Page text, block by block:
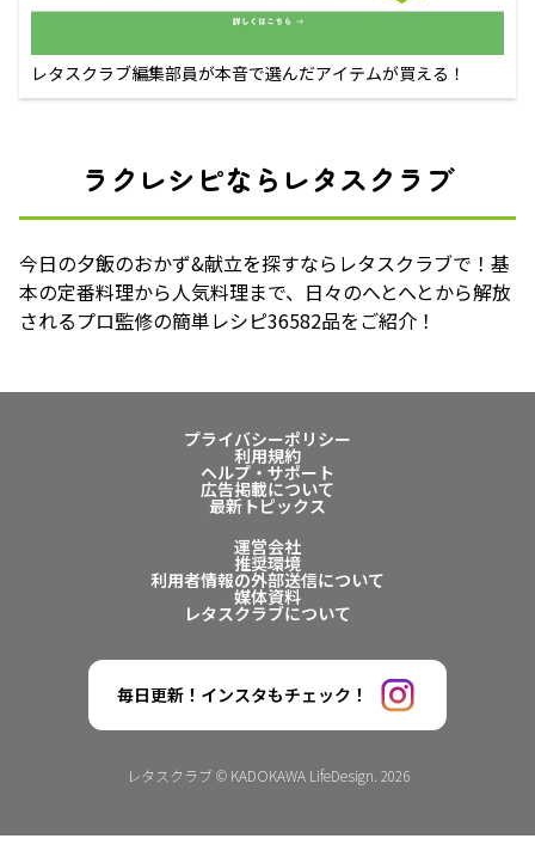
レタスクラブ編集部員が本音で選んだアイテムが買える！
ラクレシピならレタスクラブ
今日の夕飯のおかず&献立を探すならレタスクラブで！基
本の定番料理から人気料理まで、日々のへとへとから解放
されるプロ監修の簡単レシピ36582品をご紹介！
プライバシーポリシー
利用規約
ヘルプ・サポート
広告掲載について
最新トピックス
運営会社
推奨環境
利用者情報の外部送信について
媒体資料
レタスクラブについて
毎日更新！インスタもチェック！
レタスクラブ © KADOKAWA LifeDesign. 2026